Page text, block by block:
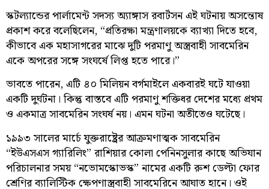
স্কটল্যান্ডের পার্লামেন্ট সদস্য অ্যাঙ্গাস রবার্টসন এই ঘটনায় অসন্তোষ
প্রকাশ করে বলেছিলেন, “প্রতিরক্ষা মন্ত্রণালয়কে ব্যাখ্যা দিতে হবে,
কীভাবে এক মহাসাগরের মাঝে দুটি পরমাণু অস্ত্রবাহী সাবমেরিন
একে অপরের সঙ্গে সংঘর্ষে লিপ্ত হতে পারে।”
ভাবতে পারেন, এটি ৪০ মিলিয়ন বর্গমাইলে একবারই ঘটে যাওয়া
একটি দুর্ঘটনা। কিন্তু বাস্তবে এটি পরমাণু শক্তিধর দেশের মধ্যে প্রথম
ও একমাত্র সাবমেরিন সংঘর্ষ নয়। এমন ঘটনা অতীতেও ঘটেছে।
১৯৯৩ সালের মার্চে যুক্তরাষ্ট্রের আক্রমণাত্মক সাবমেরিন
“ইউএসএস গ্যারিলিং” রাশিয়ার কোলা পেনিনসুলার কাছে অভিযান
পরিচালনার সময় “নভোমস্কোভস্ক” নামের একটি রুশ ডেল্টা ফোর
শ্রেণির ব্যালিস্টিক ক্ষেপণাস্ত্রবাহী সাবমেরিনে আঘাত হানে। ওই